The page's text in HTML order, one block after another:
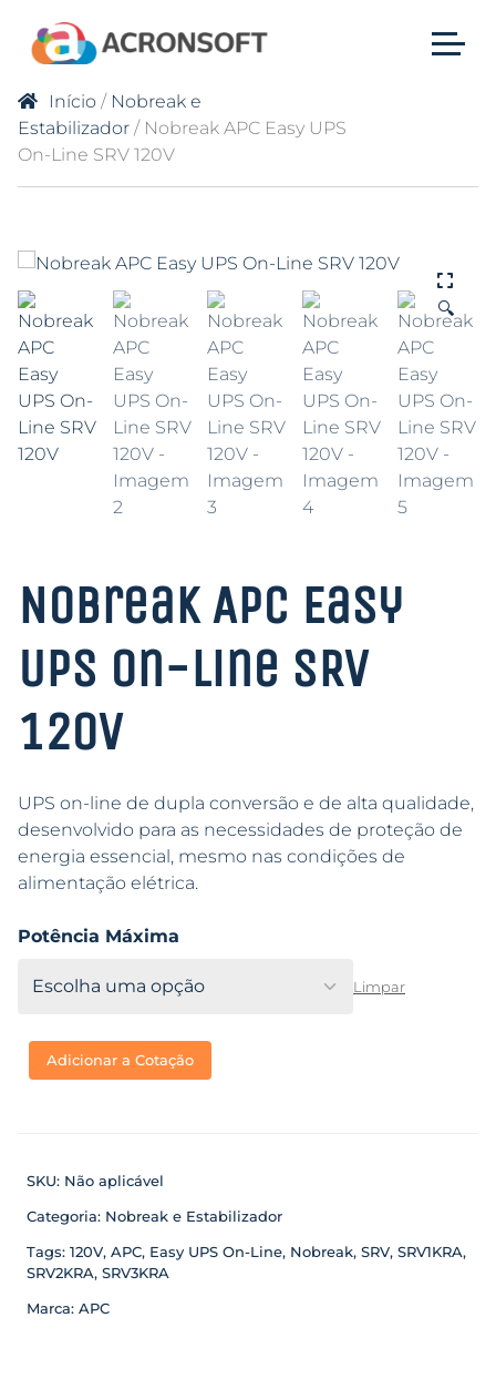
Início / Nobreak e
Estabilizador / Nobreak APC Easy UPS
On-Line SRV 120V
🔍
Nobreak APC Easy
UPS On-Line SRV
120V
UPS on-line de dupla conversão e de alta qualidade,
desenvolvido para as necessidades de proteção de
energia essencial, mesmo nas condições de
alimentação elétrica.
Potência Máxima
Limpar
Adicionar a Cotação
SKU: Não aplicável
Categoria: Nobreak e Estabilizador
Tags: 120V, APC, Easy UPS On-Line, Nobreak, SRV, SRV1KRA,
SRV2KRA, SRV3KRA
Marca: APC